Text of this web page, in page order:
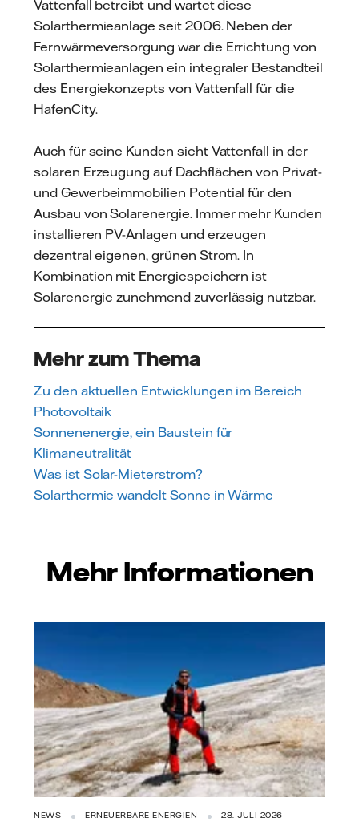
Vattenfall betreibt und wartet diese
Solarthermieanlage seit 2006. Neben der
Fernwärmeversorgung war die Errichtung von
Solarthermieanlagen ein integraler Bestandteil
des Energiekonzepts von Vattenfall für die
HafenCity.
Auch für seine Kunden sieht Vattenfall in der
solaren Erzeugung auf Dachflächen von Privat-
und Gewerbeimmobilien Potential für den
Ausbau von Solarenergie. Immer mehr Kunden
installieren PV-Anlagen und erzeugen
dezentral eigenen, grünen Strom. In
Kombination mit Energiespeichern ist
Solarenergie zunehmend zuverlässig nutzbar.
Mehr zum Thema
Zu den aktuellen Entwicklungen im Bereich
Photovoltaik
Sonnenenergie, ein Baustein für
Klimaneutralität
Was ist Solar-Mieterstrom?
Solarthermie wandelt Sonne in Wärme
Mehr Informationen
NEWS ERNEUERBARE ENERGIEN 28. JULI 2026